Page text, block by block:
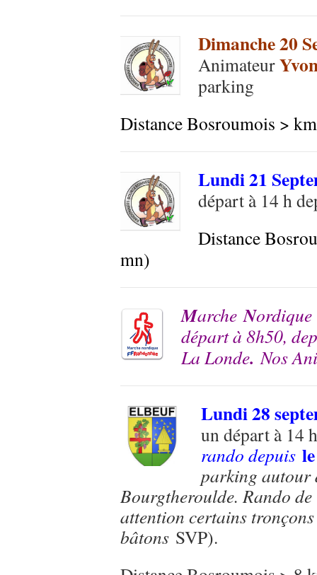
Dimanche 20
Animateur
parking
Distance Bosroumois >
Lundi 21
départ à 14 h
Distance
mn)
MarcheN
départ à 8h50,
La Londe. Nos
Lundi 28
un départ à 14
rando depuis le
parking autour
Bourgtheroulde. Rando
attention certains
bâtons SVP).